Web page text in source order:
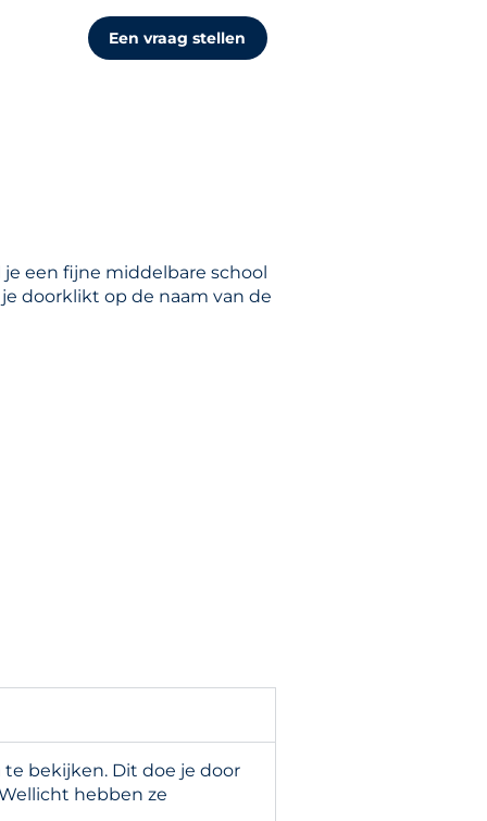
Een vraag stellen
een fijne middelbare school
doorklikt op de naam van de
bekijken. Dit doe je door
hebben ze